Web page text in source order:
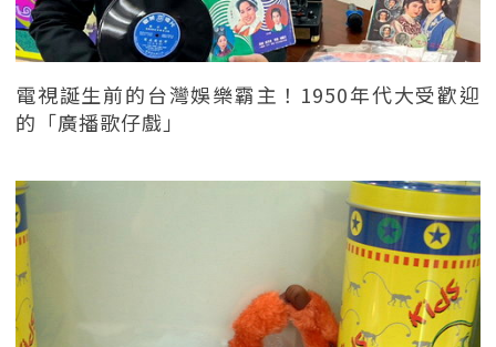
電視誕生前的台灣娛樂霸主！1950年代大受歡迎
的「廣播歌仔戲」